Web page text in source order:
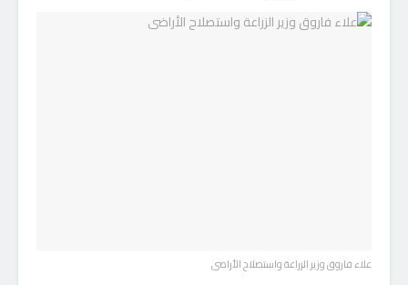
علاء فاروق وزير الزراعة واستصلاح الأراضى